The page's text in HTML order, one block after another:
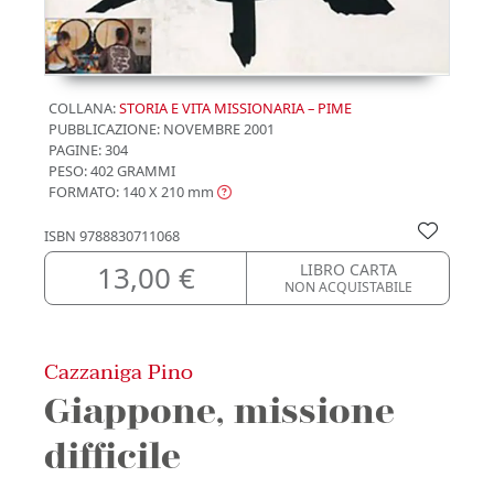
COLLANA:STORIA E VITA MISSIONARIA – PIME
PUBBLICAZIONE: NOVEMBRE 2001
PAGINE: 304
PESO: 402 GRAMMI
FORMATO: 140 X 210 mm
ISBN 9788830711068
13,00 € LIBRO CARTA
NON ACQUISTABILE
Cazzaniga Pino
Giappone, missione
difficile